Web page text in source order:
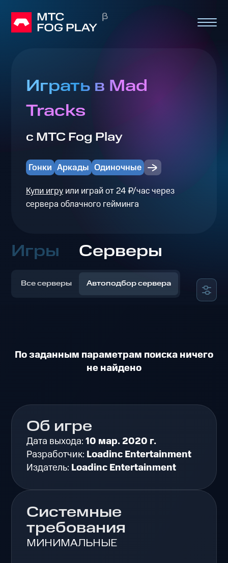
Играть в Mad
Tracks
с МТС Fog Play
Гонки Аркады Одиночные
Купи игруили играй от 24 ₽/час через
сервера облачного гейминга
Игры Серверы
Все серверы Автоподбор сервера
По заданным параметрам поиска ничего
не найдено
Об игре
Дата выхода:10 мар. 2020 г.
Разработчик: Loadinc Entertainment
Издатель: Loadinc Entertainment
Системные
требования
МИНИМАЛЬНЫЕ